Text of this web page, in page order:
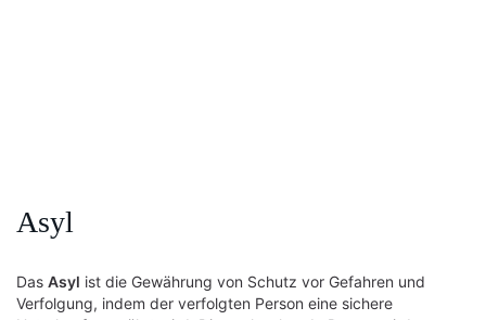
Asyl
Das Asyl ist die Gewährung von Schutz vor Gefahren und
Verfolgung, indem der verfolgten Person eine sichere